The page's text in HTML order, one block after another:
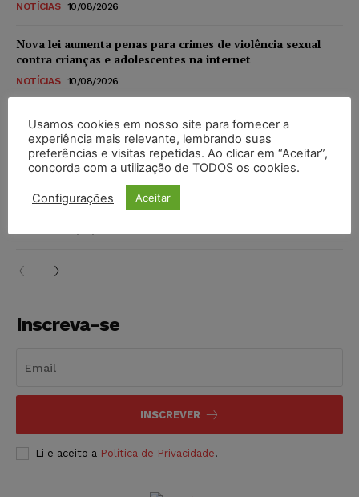
NOTÍCIAS 10/08/2026
Nova lei aumenta penas para crimes de violência sexual
contra crianças e adolescentes na internet
NOTÍCIAS 10/08/2026
Alemanha planeja reformar “minijobs” e ampliar
contribuição previdenciária
NOTÍCIAS 10/08/2026
Ex-marido de Maria da Penha é preso novamente por
descumprir medida protetiva
Inscreva-se
INSCREVER
Li e aceito a Política de Privacidade.
Usamos cookies em nosso site para fornecer a
experiência mais relevante, lembrando suas
preferências e visitas repetidas. Ao clicar em “Aceitar”,
concorda com a utilização de TODOS os cookies.
Configurações Aceitar